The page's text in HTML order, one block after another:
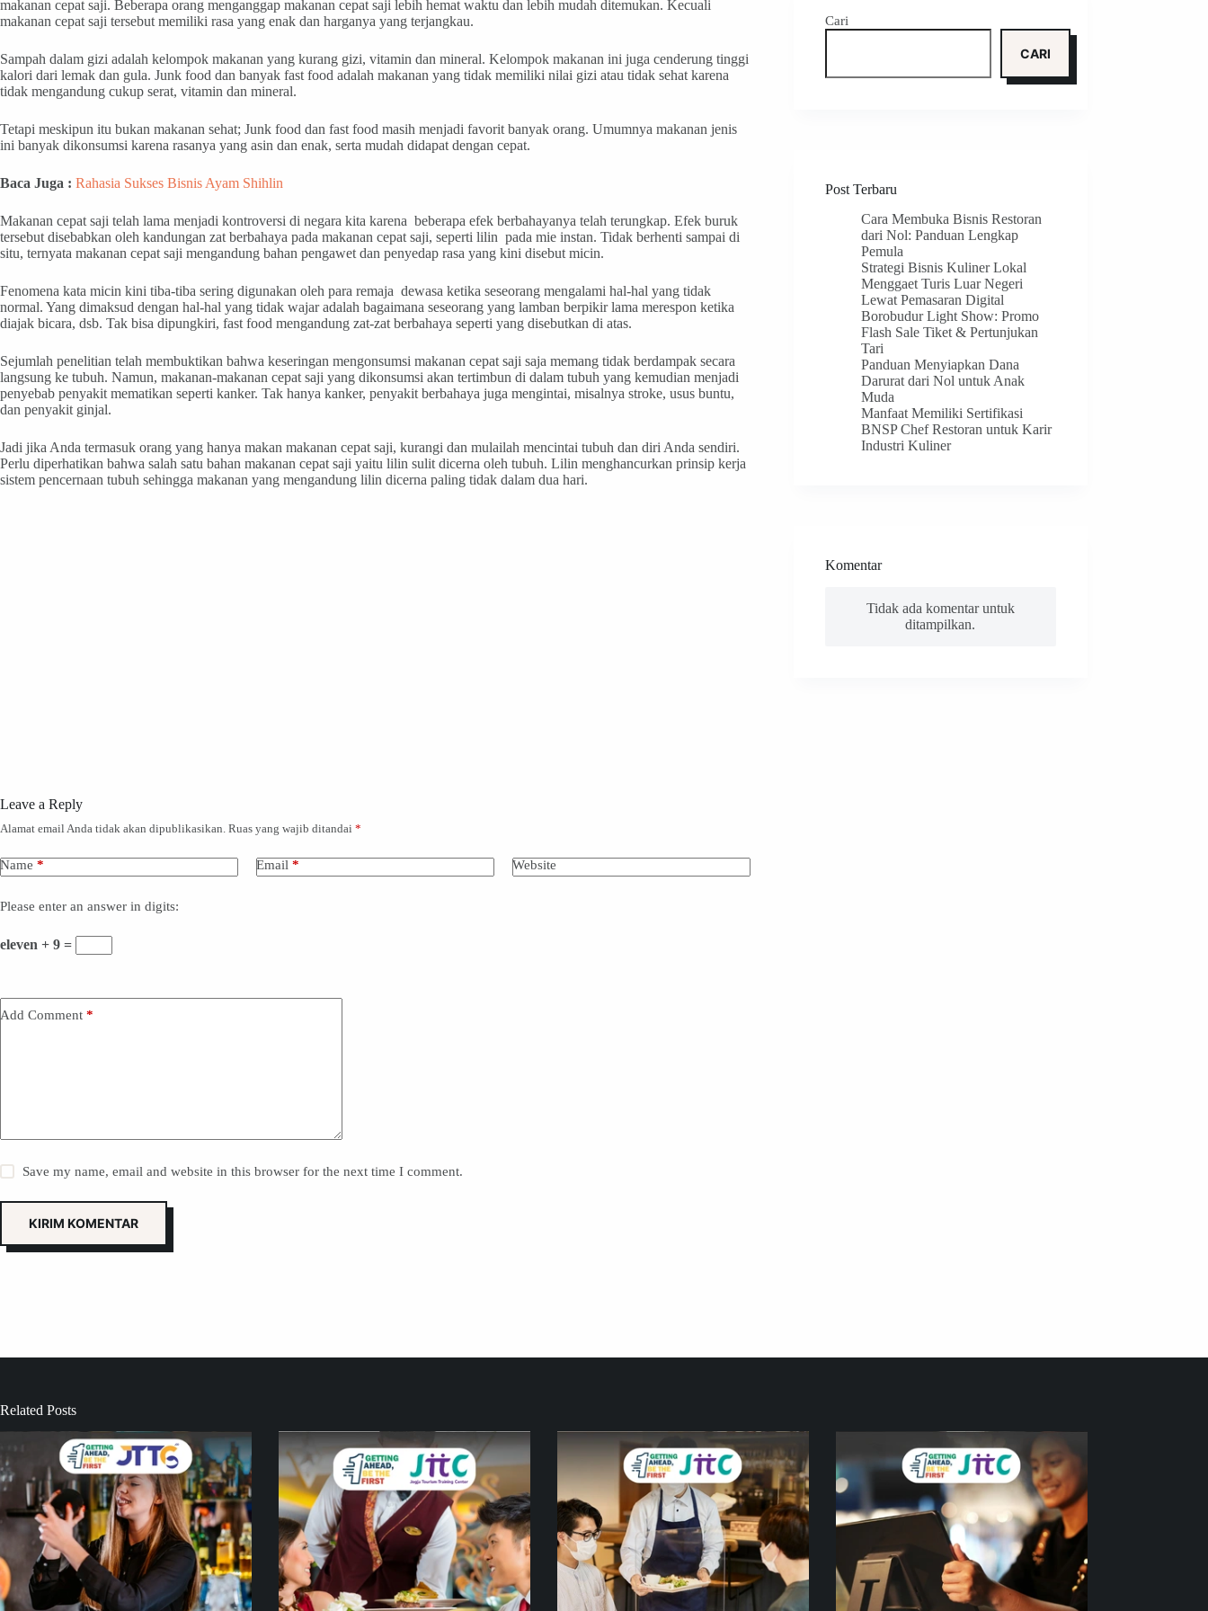
makanan cepat saji. Beberapa orang menganggap makanan cepat saji lebih hemat waktu dan lebih mudah ditemukan. Kecuali
makanan cepat saji tersebut memiliki rasa yang enak dan harganya yang terjangkau.
Sampah dalam gizi adalah kelompok makanan yang kurang gizi, vitamin dan mineral. Kelompok makanan ini juga cenderung tinggi
kalori dari lemak dan gula. Junk food dan banyak fast food adalah makanan yang tidak memiliki nilai gizi atau tidak sehat karena
tidak mengandung cukup serat, vitamin dan mineral.
Tetapi meskipun itu bukan makanan sehat; Junk food dan fast food masih menjadi favorit banyak orang. Umumnya makanan jenis
ini banyak dikonsumsi karena rasanya yang asin dan enak, serta mudah didapat dengan cepat.
Baca Juga : Rahasia Sukses Bisnis Ayam Shihlin
Makanan cepat saji telah lama menjadi kontroversi di negara kita karena beberapa efek berbahayanya telah terungkap. Efek buruk
tersebut disebabkan oleh kandungan zat berbahaya pada makanan cepat saji, seperti lilin pada mie instan. Tidak berhenti sampai di
situ, ternyata makanan cepat saji mengandung bahan pengawet dan penyedap rasa yang kini disebut micin.
Fenomena kata micin kini tiba-tiba sering digunakan oleh para remaja dewasa ketika seseorang mengalami hal-hal yang tidak
normal. Yang dimaksud dengan hal-hal yang tidak wajar adalah bagaimana seseorang yang lamban berpikir lama merespon ketika
diajak bicara, dsb. Tak bisa dipungkiri, fast food mengandung zat-zat berbahaya seperti yang disebutkan di atas.
Sejumlah penelitian telah membuktikan bahwa keseringan mengonsumsi makanan cepat saji saja memang tidak berdampak secara
langsung ke tubuh. Namun, makanan-makanan cepat saji yang dikonsumsi akan tertimbun di dalam tubuh yang kemudian menjadi
penyebab penyakit mematikan seperti kanker. Tak hanya kanker, penyakit berbahaya juga mengintai, misalnya stroke, usus buntu,
dan penyakit ginjal.
Jadi jika Anda termasuk orang yang hanya makan makanan cepat saji, kurangi dan mulailah mencintai tubuh dan diri Anda sendiri.
Perlu diperhatikan bahwa salah satu bahan makanan cepat saji yaitu lilin sulit dicerna oleh tubuh. Lilin menghancurkan prinsip kerja
sistem pencernaan tubuh sehingga makanan yang mengandung lilin dicerna paling tidak dalam dua hari.
Cari
CARI
Post Terbaru
Cara Membuka Bisnis Restoran
dari Nol: Panduan Lengkap
Pemula
Strategi Bisnis Kuliner Lokal
Menggaet Turis Luar Negeri
Lewat Pemasaran Digital
Borobudur Light Show: Promo
Flash Sale Tiket & Pertunjukan
Tari
Panduan Menyiapkan Dana
Darurat dari Nol untuk Anak
Muda
Manfaat Memiliki Sertifikasi
BNSP Chef Restoran untuk Karir
Industri Kuliner
Komentar
Tidak ada komentar untuk
ditampilkan.
Leave a Reply
Alamat email Anda tidak akan dipublikasikan. Ruas yang wajib ditandai *
Name * Email * Website
Please enter an answer in digits:
eleven + 9 =
Add Comment *
Save my name, email and website in this browser for the next time I comment.
KIRIM KOMENTAR
Related Posts